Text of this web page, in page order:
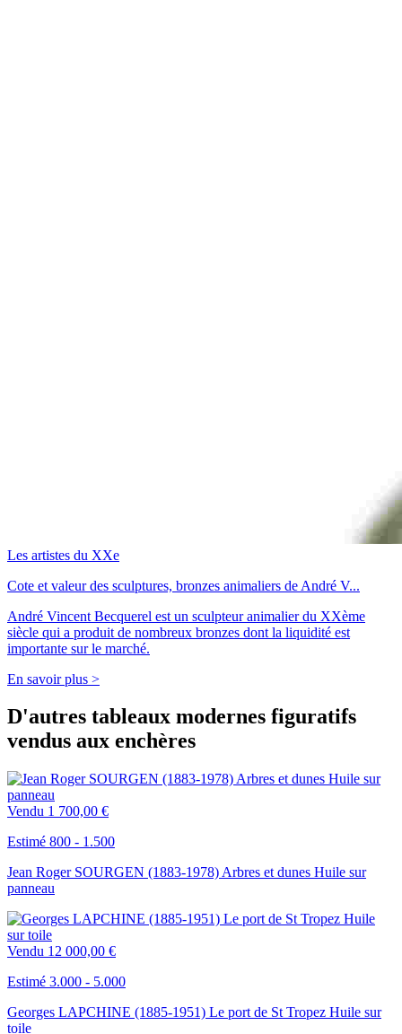
Les artistes du XXe
Cote et valeur des sculptures, bronzes animaliers de André V...
André Vincent Becquerel est un sculpteur animalier du XXème
siècle qui a produit de nombreux bronzes dont la liquidité est
importante sur le marché.
En savoir plus >
D'autres tableaux modernes figuratifs
vendus aux enchères
Vendu 1 700,00 €
Estimé 800 - 1.500
Jean Roger SOURGEN (1883-1978) Arbres et dunes Huile sur
panneau
Vendu 12 000,00 €
Estimé 3.000 - 5.000
Georges LAPCHINE (1885-1951) Le port de St Tropez Huile sur
toile